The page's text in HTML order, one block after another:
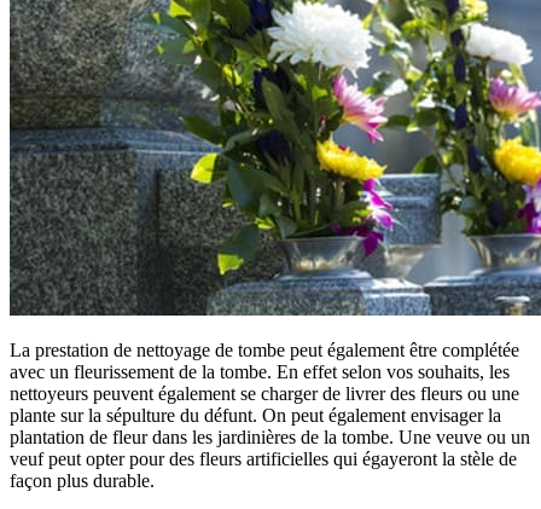
La prestation de nettoyage de tombe peut également être complétée
avec un fleurissement de la tombe. En effet selon vos souhaits, les
nettoyeurs peuvent également se charger de livrer des fleurs ou une
plante sur la sépulture du défunt. On peut également envisager la
plantation de fleur dans les jardinières de la tombe. Une veuve ou un
veuf peut opter pour des fleurs artificielles qui égayeront la stèle de
façon plus durable.